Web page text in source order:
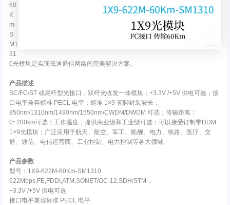
60
K
m-
S
M1
31
0光模块是实现低速通信网络的完美解决方案。
产品描述
SC/FC/ST 或尾纤型光接口，双纤光收发一体模块；+3.3V /+5V 供电可选；接
口电平兼容标准 PECL 电平；标准 1×9 管脚封装波长：
850nm/1310nm/1490nm/1550nm/CWDM/DWDM 可选；传输距离：
0~200km可选；工作温度，提供商业级和工业级可选；可以接受订制带DDM
1×9光模块；广泛应用于航天、航空、军工、船舰、电力、铁路、医疗、交
通、通信、电信运营商、工业控制、电力控制等各大领域。
产品参数
型号：1X9-622M-60Km-SM1310
622Mbps,FE,FDDI,ATM,SONET/OC-12,SDH/STM-..
+3.3V /+5V 供电可选
接口电平兼容标准 PECL 电平